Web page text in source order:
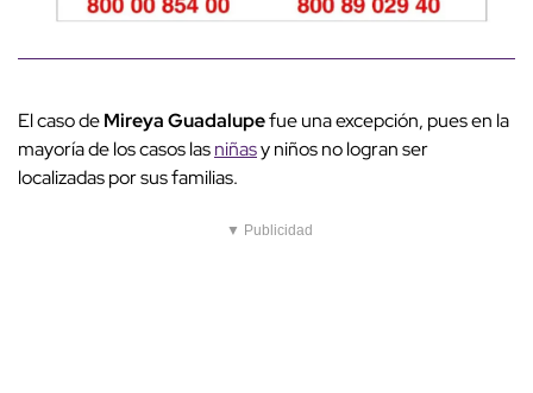
El caso deMireya Guadalupefue una excepción, pues en la
mayoría de los casos lasniñasy niños no logran ser
localizadas por sus familias.
▼ Publicidad